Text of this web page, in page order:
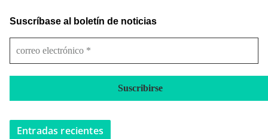
Suscríbase al boletín de noticias
Entradas recientes